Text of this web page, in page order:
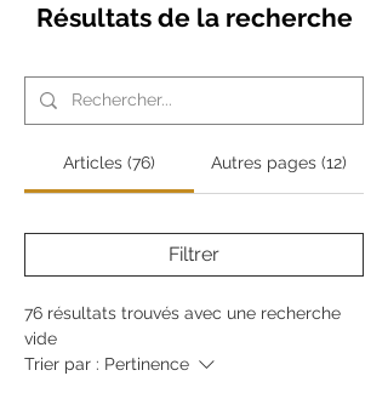
Résultats de la recherche
Articles (76) Autres pages (12)
Filtrer
76 résultats trouvés avec une recherche
vide
Trier par : Pertinence